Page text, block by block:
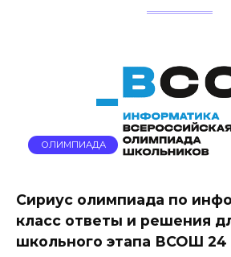
ОЛИМПИАДА
Сириус олимпиада по
класс ответы и решения
школьного этапа ВСОШ 24